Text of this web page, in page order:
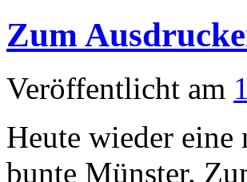
Zum
Veröffentlicht am
Heute wieder
bunte Münster.